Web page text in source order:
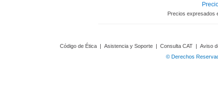
Precios expresados
Código de Ética | Asistencia y Soporte | Consulta CAT | Aviso
© Derechos